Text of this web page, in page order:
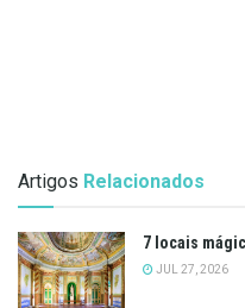
Artigos Relacionados
7 locais
JUL 27, 2026